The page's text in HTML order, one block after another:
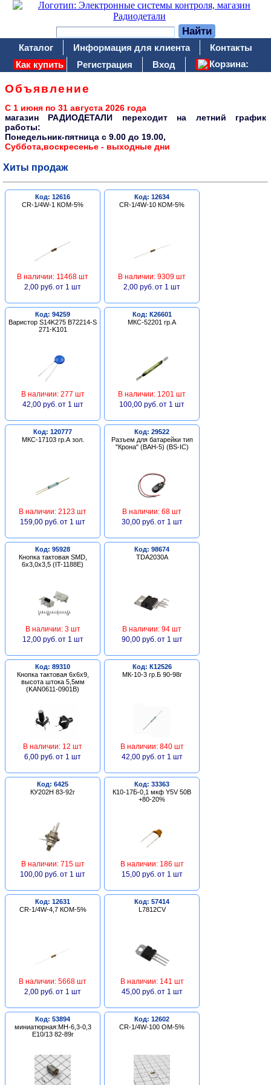
Каталог Информация для клиента
Контакты
Как купить
Регистрация Вход Корзина:
Объявление
С 1 июня по 31 августа 2026 года
магазин РАДИОДЕТАЛИ переходит на летний график
работы:
Понедельник-пятница c 9.00 до 19.00,
Суббота,воскресенье - выходные дни
Хиты продаж
Код: 12616
CR-1/4W-1 КОМ-5%
В наличии: 11468 шт
2,00 руб. от 1 шт
Код: 12634
CR-1/4W-10 КОМ-5%
В наличии: 9309 шт
2,00 руб. от 1 шт
Код: 94259
Варистор S14K275 B72214-S
271-K101
В наличии: 277 шт
42,00 руб. от 1 шт
Код: К26601
МКС-52201 гр.А
В наличии: 1201 шт
100,00 руб. от 1 шт
Код: 120777
МКС-17103 гр.А зол.
В наличии: 2123 шт
159,00 руб. от 1 шт
Код: 29522
Разъем для батарейки тип
"Крона" (BAH-5) (BS-IC)
В наличии: 68 шт
30,00 руб. от 1 шт
Код: 95928
Кнопка тактовая SMD,
6х3,0х3,5 (IT-1188E)
В наличии: 3 шт
12,00 руб. от 1 шт
Код: 98674
TDA2030A
В наличии: 94 шт
90,00 руб. от 1 шт
Код: 89310
Кнопка тактовая 6х6х9,
высота штока 5,5мм
(KAN0611-0901B)
В наличии: 12 шт
6,00 руб. от 1 шт
Код: К12526
МК-10-3 гр.Б 90-98г
В наличии: 840 шт
42,00 руб. от 1 шт
Код: 6425
КУ202Н 83-92г
В наличии: 715 шт
100,00 руб. от 1 шт
Код: 33363
К10-17Б-0,1 мкф Y5V 50В
+80-20%
В наличии: 186 шт
15,00 руб. от 1 шт
Код: 12631
CR-1/4W-4,7 КОМ-5%
В наличии: 5668 шт
2,00 руб. от 1 шт
Код: 57414
L7812CV
В наличии: 141 шт
45,00 руб. от 1 шт
Код: 53894
миниатюрная:МН-6,3-0,3
Е10/13 82-89г
Код: 12602
CR-1/4W-100 ОМ-5%